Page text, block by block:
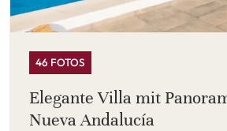
46 FOTOS
Elegante Villa mit
Nueva Andalucía